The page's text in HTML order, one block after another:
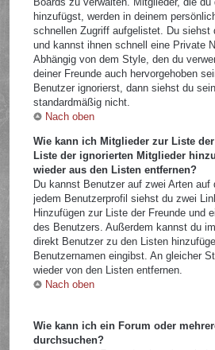
hinzufügst, werden in deinem
schnellen Zugriff aufgelistet. Du siehst
und kannst ihnen schnell eine Private
Abhängig von dem Style, den du
deiner Freunde auch hervorgehoben
Benutzer ignorierst, dann siehst du
standardmäßig nicht.
Nach oben
Wie kann ich Mitglieder zur Liste
Liste der ignorierten Mitglieder
wieder aus den Listen entfernen?
Du kannst Benutzer auf zwei Arten
jedem Benutzerprofil siehst du zwei
Hinzufügen zur Liste der Freunde und
des Benutzers. Außerdem kannst du
direkt Benutzer zu den Listen
Benutzernamen eingibst. An gleicher
wieder von den Listen entfernen.
Nach oben
Wie kann ich ein Forum oder
durchsuchen?